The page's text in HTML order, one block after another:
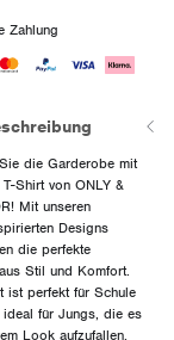
Zahlung
die Garderobe mit
Shirt von ONLY &
Mit unseren
Designs
die perfekte
Stil und Komfort.
ist perfekt für Schule
für Jungs, die es
Look aufzufallen.